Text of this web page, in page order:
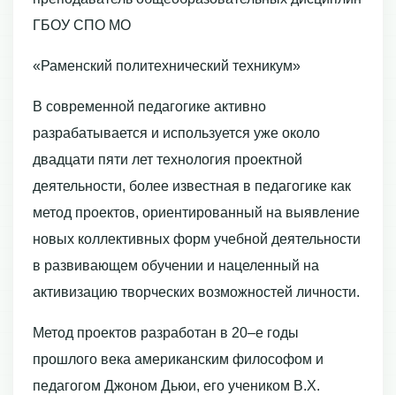
ГБОУ СПО МО
«Раменский политехнический техникум»
В современной педагогике активно
разрабатывается и используется уже около
двадцати пяти лет технология проектной
деятельности, более известная в педагогике как
метод проектов, ориентированный на выявление
новых коллективных форм учебной деятельности
в развивающем обучении и нацеленный на
активизацию творческих возможностей личности.
Метод проектов разработан в 20–е годы
прошлого века американским философом и
педагогом Джоном Дьюи, его учеником В.Х.